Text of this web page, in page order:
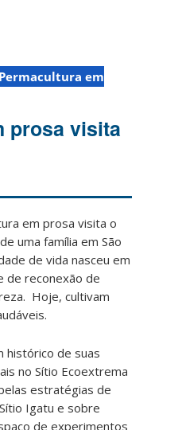
Permacultura em
prosa visita
em prosa visita o
uma família em São
de vida nasceu em
de reconexão de
Hoje, cultivam
histórico de suas
no Sítio Ecoextrema
estratégias de
Igatu e sobre
de experimentos